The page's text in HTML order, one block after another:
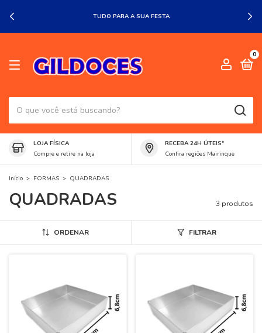
TUDO PARA A SUA FESTA
0
LOJA FÍSICA
Compre e retire na loja
RECEBA 24H ÚTEIS*
Confira regiões Mairinque
Início > FORMAS > QUADRADAS
QUADRADAS 3 produtos
ORDENAR FILTRAR